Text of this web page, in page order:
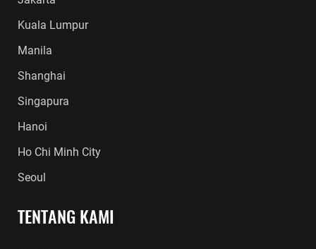
Kuala Lumpur
Manila
Shanghai
Singapura
Hanoi
Ho Chi Minh City
Seoul
TENTANG KAMI